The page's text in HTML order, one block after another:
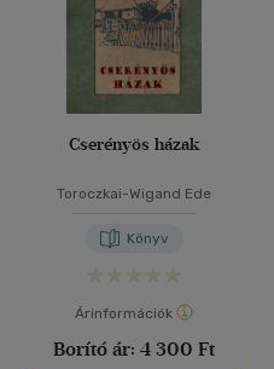
Cserényös házak
Toroczkai-Wigand Ede
Könyv
Árinformációk
Borító ár: 4 300 Ft